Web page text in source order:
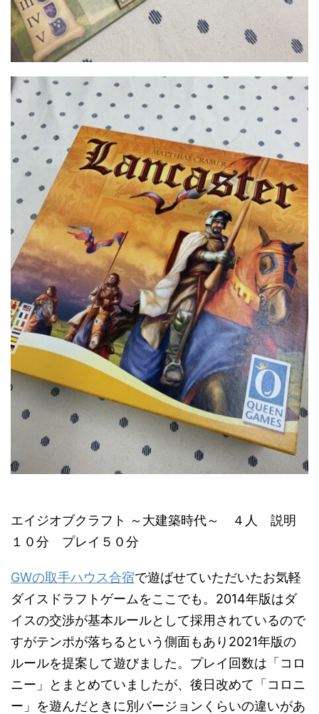
エイジオブクラフト ～大建築時代～ ４人 説明
１０分 プレイ５０分
GWの取手ハウス合宿で遊ばせていただいたお気軽
ダイスドラフトゲームをここでも。2014年版はダ
イスの交渉が基本ルールとして採用されているので
すがテンポが落ちるという側面もあり2021年版の
ルールを提案して遊びました。プレイ回数は「コロ
ニー」とまとめていましたが、後日改めて「コロニ
ー」を遊んだときに別バージョンくらいの違いがあ